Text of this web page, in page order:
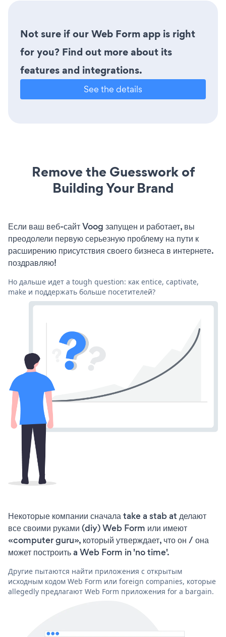
Not sure if our Web Form app is right
for you? Find out more about its
features and integrations.
See the details
Remove the Guesswork of
Building Your Brand
Если ваш веб-сайт Voog запущен и работает, вы
преодолели первую серьезную проблему на пути к
расширению присутствия своего бизнеса в интернете.
поздравляю!
Но дальше идет a tough question: как entice, captivate,
make и поддержать больше посетителей?
Некоторые компании сначала take a stab at делают
все своими руками (diy) Web Form или имеют
«computer guru», который утверждает, что он / она
может построить a Web Form in 'no time'.
Другие пытаются найти приложения с открытым
исходным кодом Web Form или foreign companies, которые
allegedly предлагают Web Form приложения for a bargain.